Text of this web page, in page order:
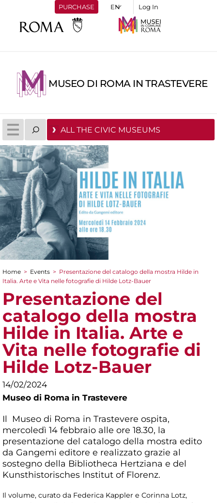
PURCHASE Log In
MUSEO DI ROMA IN TRASTEVERE
ALL THE CIVIC MUSEUMS
You are here
Home > Events > Presentazione del catalogo della mostra Hilde in
Italia. Arte e Vita nelle fotografie di Hilde Lotz-Bauer
Presentazione del
catalogo della mostra
Hilde in Italia. Arte e
Vita nelle fotografie di
Hilde Lotz-Bauer
14/02/2024
Museo di Roma in Trastevere
Il Museo di Roma in Trastevere ospita,
mercoledì 14 febbraio alle ore 18.30, la
presentazione del catalogo della mostra edito
da Gangemi editore e realizzato grazie al
sostegno della Bibliotheca Hertziana e del
Kunsthistorisches Institut of Florenz.
Il volume, curato da Federica Kappler e Corinna Lotz,